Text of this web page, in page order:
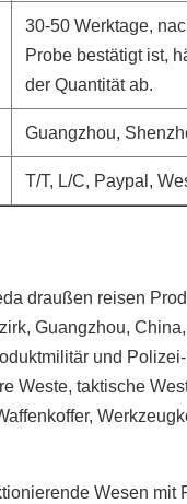
30-50 Werktage,
Probe bestätigt ist,
der Quantität ab.
Guangzhou,
T/T, L/C, Paypal,
draußen reisen
Guangzhou, China,
und
Weste, taktische
Wesen mit